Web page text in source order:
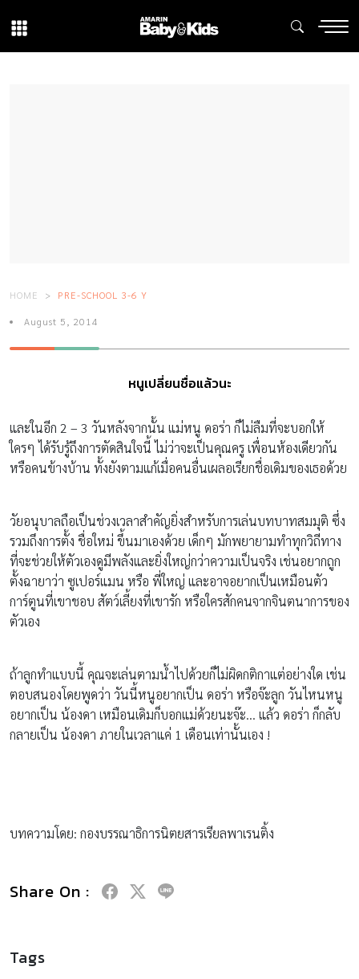
HOME PRE-SCHOOL 3-6 Y
August 5, 2014
หนูเปลี่ยนชื่อแล้วนะ
และในอีก 2 – 3 วันหลังจากนั้น แม่หนู ดอร่า ก็ไม่ลืมที่จะบอกให้
ใครๆ ได้รับรู้ถึงการตัดสินใจนี้ ไม่ว่าจะเป็นคุณครู เพื่อนห้องเดียวกัน
หรือคนข้างบ้าน ทั้งยังตามแก้เมื่อคนอื่นเผลอเรียกชื่อเดิมของเธอด้วย
วัยอนุบาลถือเป็นช่วงเวลาสำคัญยิ่งสำหรับการเล่นบทบาทสมมุติ ซึ่ง
รวมถึงการตั้ง ชื่อใหม่ ขึ้นมาเองด้วย เด็กๆ มักพยายามทำทุกวิถีทาง
ที่จะช่วยให้ตัวเองดูมีพลังและยิ่งใหญ่กว่าความเป็นจริง เช่นอยากถูก
ตั้งฉายาว่า ซูเปอร์แมน หรือ พี่ใหญ่ และอาจอยากเป็นเหมือนตัว
การ์ตูนที่เขาชอบ สัตว์เลี้ยงที่เขารัก หรือใครสักคนจากจินตนาการของ
ตัวเอง
ถ้าลูกทำแบบนี้ คุณจะเล่นตามน้ำไปด้วยก็ไม่ผิดกติกาแต่อย่างใด เช่น
ตอบสนองโดยพูดว่า วันนี้หนูอยากเป็น ดอร่า หรือจ๊ะลูก วันไหนหนู
อยากเป็น น้องดา เหมือนเดิมก็บอกแม่ด้วยนะจ๊ะ… แล้ว ดอร่า ก็กลับ
กลายเป็น น้องดา ภายในเวลาแค่ 1 เดือนเท่านั้นเอง !
บทความโดย: กองบรรณาธิการนิตยสารเรียลพาเรนติ้ง
Share On :
Tags